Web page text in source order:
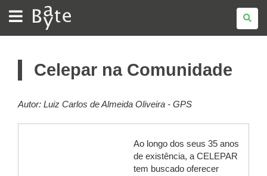
BATE
BYTE
Celepar na Comunidade
Autor: Luiz Carlos de Almeida Oliveira - GPS
Ao longo dos seus 35 anos
de existência, a CELEPAR
tem buscado oferecer